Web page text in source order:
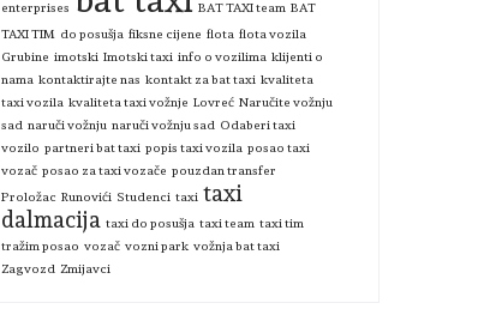
enterprises BAT TAXI team BAT
TAXI TIM do posušja fiksne cijene flota flota vozila
Grubine imotski Imotski taxi info o vozilima klijenti o
nama kontaktirajte nas kontakt za bat taxi kvaliteta
taxi vozila kvaliteta taxi vožnje Lovreć Naručite vožnju
sad naruči vožnju naruči vožnju sad Odaberi taxi
vozilo partneri bat taxi popis taxi vozila posao taxi
vozač posao za taxi vozače pouzdan transfer
Proložac Runovići Studenci taxi taxi
dalmacija taxi do posušja taxi team taxi tim
tražim posao vozač vozni park vožnja bat taxi
Zagvozd Zmijavci